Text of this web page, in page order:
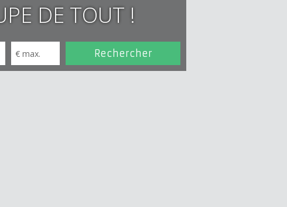
DE TOUT !